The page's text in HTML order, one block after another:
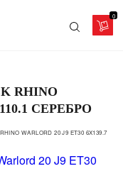
0
RHINO
110.1 СЕРЕБРО
WARLORD 20 J9 ET30 6X139.7